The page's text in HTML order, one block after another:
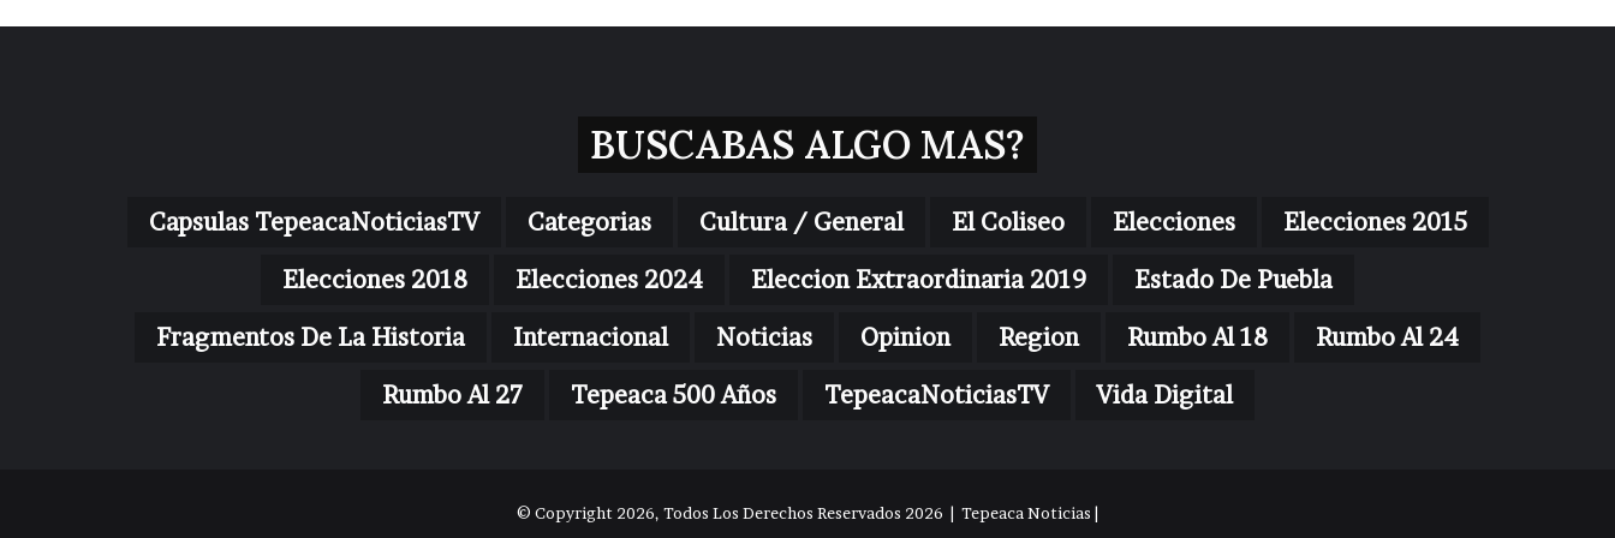
BUSCABAS ALGO MAS?
Capsulas TepeacaNoticiasTV Categorias Cultura / General El Coliseo Elecciones
Elecciones 2015
Elecciones 2018
Elecciones 2024 Eleccion Extraordinaria 2019
Estado De Puebla
Fragmentos De La Historia
Internacional Noticias Opinion Region Rumbo Al 18
Rumbo Al 24
Rumbo Al 27
Tepeaca 500 Años TepeacaNoticiasTV Vida Digital
© Copyright 2026, Todos Los Derechos Reservados 2026 | Tepeaca Noticias |